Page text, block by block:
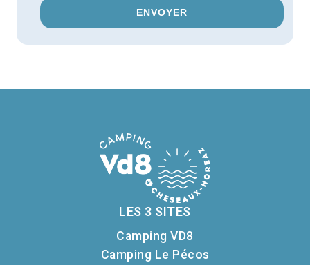
LES 3 SITES
Camping VD8
Camping Le Pécos